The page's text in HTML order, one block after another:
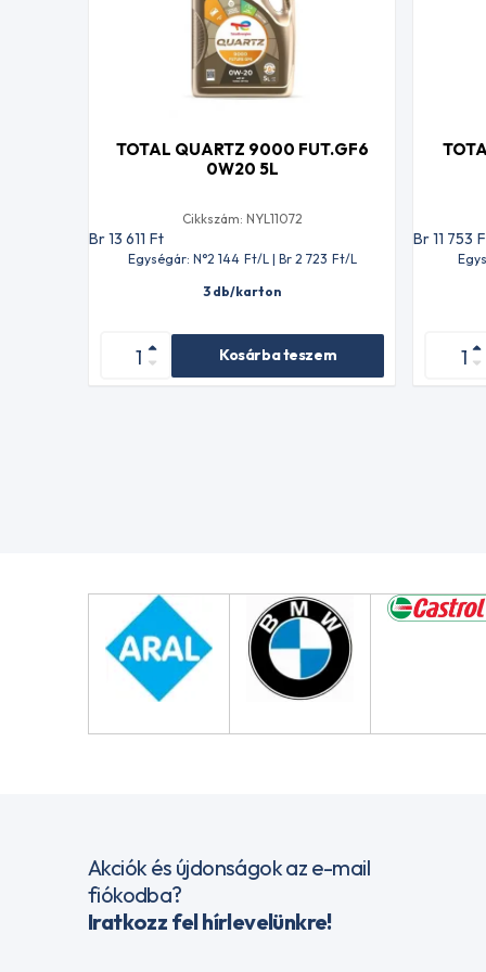
TOTAL QUARTZ 9000 FUT.GF6
0W20 5L
Cikkszám: NYL11072
Br 13 611 Ft
Egységár: N°2 144 Ft/L | Br 2 723 Ft/L
3 db/karton
Kosárba teszem
Br 11 753
Akciók és újdonságok az e-mail
fiókodba?
Iratkozz fel hírlevelünkre!